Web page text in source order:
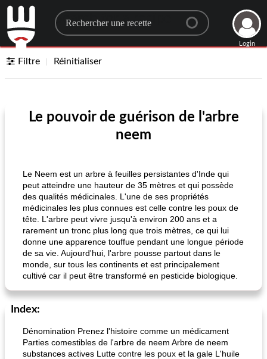
Search for a recipe
Login
Filtre Réinitialiser
Le pouvoir de guérison de l'arbre
neem
Le Neem est un arbre à feuilles persistantes d'Inde qui
peut atteindre une hauteur de 35 mètres et qui possède
des qualités médicinales. L'une de ses propriétés
médicinales les plus connues est celle contre les poux de
tête. L'arbre peut vivre jusqu'à environ 200 ans et a
rarement un tronc plus long que trois mètres, ce qui lui
donne une apparence touffue pendant une longue période
de sa vie. Aujourd'hui, l'arbre pousse partout dans le
monde, sur tous les continents et est principalement
cultivé car il peut être transformé en pesticide biologique.
Index:
Dénomination Prenez l'histoire comme un médicament
Parties comestibles de l'arbre de neem Arbre de neem
substances actives Lutte contre les poux et la gale L'huile